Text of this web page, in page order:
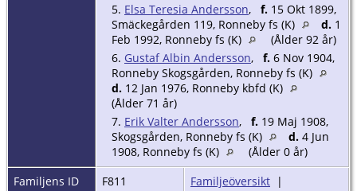
5. Elsa Teresia Andersson, f. 15 Okt 1899,
Smäckegården 119, Ronneby fs (K)
d. 1
Feb 1992, Ronneby fs (K)
(Ålder 92 år)
6. Gustaf Albin Andersson, f. 6 Nov 1904,
Ronneby Skogsgården, Ronneby fs (K)
d. 12 Jan 1976, Ronneby kbfd (K)
(Ålder 71 år)
7. Erik Valter Andersson, f. 19 Maj 1908,
Skogsgården, Ronneby fs (K)
d. 4 Jun
1908, Ronneby fs (K)
(Ålder 0 år)
Familjens ID
F811 Familjeöversikt |